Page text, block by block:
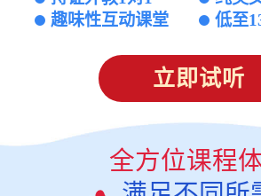
趣味性互动课堂
低至
立即试听
全方位课程